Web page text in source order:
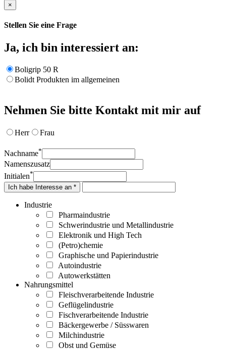
×
Stellen Sie eine Frage
Ja, ich bin interessiert an:
Boligrip 50 R
Bolidt Produkten im allgemeinen
Nehmen Sie bitte Kontakt mit mir auf
Herr Frau
Nachname*
Namenszusatz
Initialen*
Ich habe Interesse an *
Industrie
Pharmaindustrie
Schwerindustrie und Metallindustrie
Elektronik und High Tech
(Petro)chemie
Graphische und Papierindustrie
Autoindustrie
Autowerkstätten
Nahrungsmittel
Fleischverarbeitende Industrie
Geflügelindustrie
Fischverarbeitende Industrie
Bäckergewerbe / Süsswaren
Milchindustrie
Obst und Gemüse